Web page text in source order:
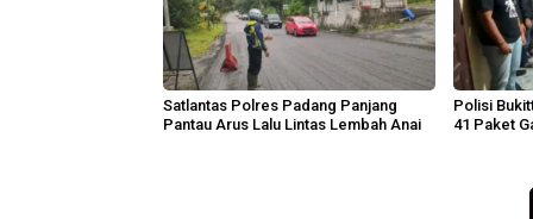
Satlantas Polres Padang Panjang
Pantau Arus Lalu Lintas Lembah Anai
Polisi
41 Paket